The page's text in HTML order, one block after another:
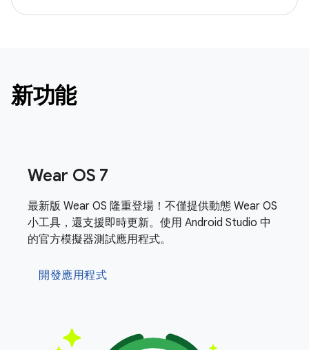
新功能
Wear OS 7
最新版 Wear OS 隆重登場！不僅提供動態 Wear OS
小工具，還支援即時更新。使用 Android Studio 中
的官方模擬器測試應用程式。
開發應用程式